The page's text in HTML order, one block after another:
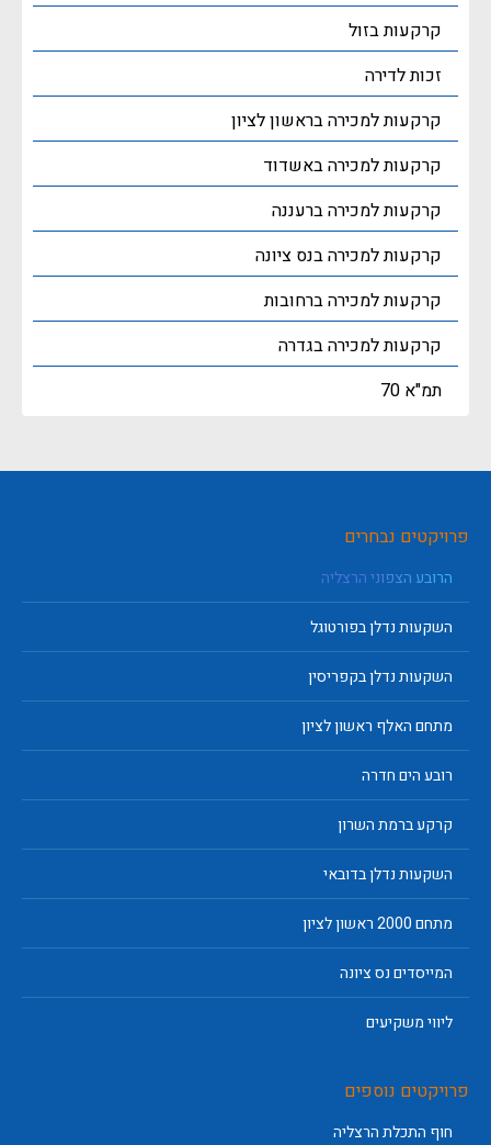
קרקעות בזול
זכות לדירה
קרקעות למכירה בראשון לציון
קרקעות למכירה באשדוד
קרקעות למכירה ברעננה
קרקעות למכירה בנס ציונה
קרקעות למכירה ברחובות
קרקעות למכירה בגדרה
תמ"א 70
פרויקטים נבחרים
הרובע הצפוני הרצליה
השקעות נדלן בפורטוגל
השקעות נדלן בקפריסין
מתחם האלף ראשון לציון
רובע הים חדרה
קרקע ברמת השרון
השקעות נדלן בדובאי
מתחם 2000 ראשון לציון
המייסדים נס ציונה
ליווי משקיעים
פרויקטים נוספים
חוף התכלת הרצליה